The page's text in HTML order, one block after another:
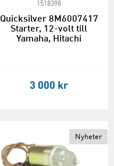
1518398
Quicksilver 8M6007417
Starter, 12-volt till
Yamaha, Hitachi
3 000 kr
Nyheter